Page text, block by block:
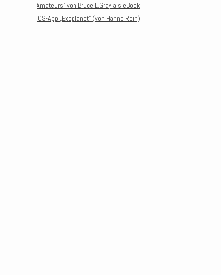
Amateurs” von Bruce L.Gray als eBook
iOS-App „Exoplanet“ (von Hanno Rein)